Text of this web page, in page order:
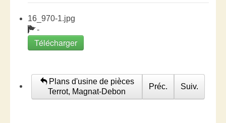
16_970-1.jpg
-
Télécharger
Plans d'usine de pièces
Terrot, Magnat-Debon
Préc. Suiv.